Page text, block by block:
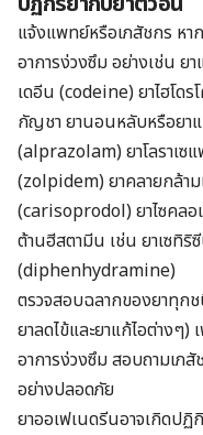
แจ้งแพทย์หรือเภสัชกร หา
อาการง่วงซึม อย่างเช่น ย
เดอีน (codeine) ยาไฮโ
กัญชา ยานอนหลับหรือยาแ
(alprazolam) ยาโลราเซ
(zolpidem) ยาคลายกล้า
(carisoprodol) ยาไซคล
ต้านฮีสตามีน เช่น ยาเซทิ
(diphenhydramine)
ตรวจสอบฉลากของยาทุก
ยาลดไข้และยาแก้ไอต่างๆ)
อาการง่วงซึม สอบถามเภ
อย่างปลอดภัย
ยาออเฟเนดรีนอาจเกิดป